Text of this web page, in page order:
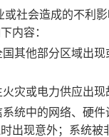
社会造成的不利
内容：
其他部分区域出
灾或电力供应出
统中的网络、硬
出现意外；系统